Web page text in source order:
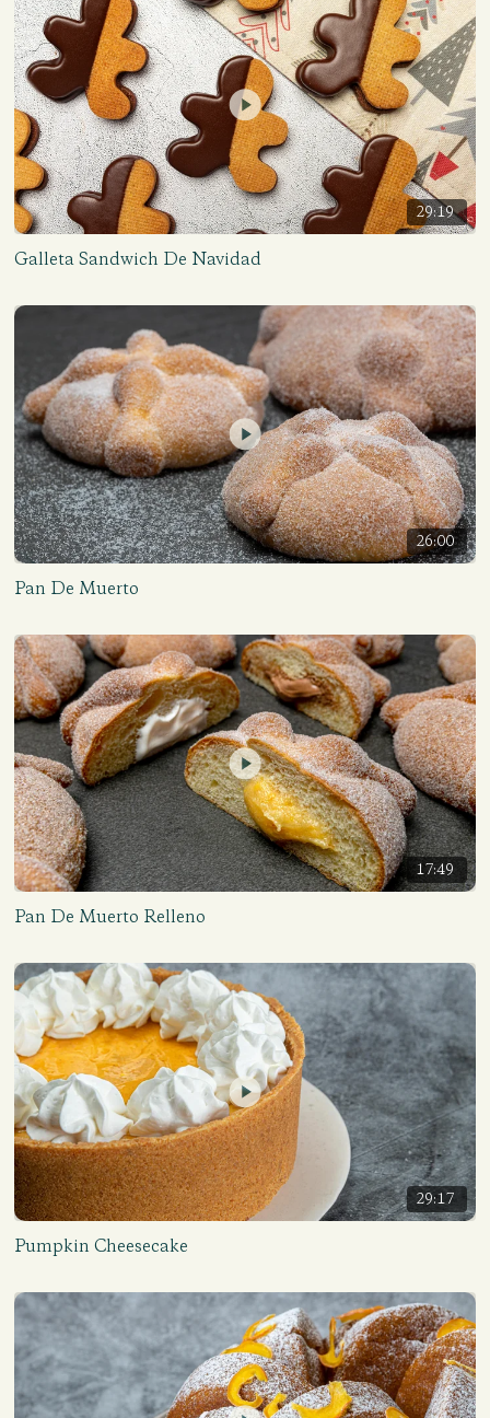
29:19
Galleta Sandwich De Navidad
26:00
Pan De Muerto
17:49
Pan De Muerto Relleno
29:17
Pumpkin Cheesecake